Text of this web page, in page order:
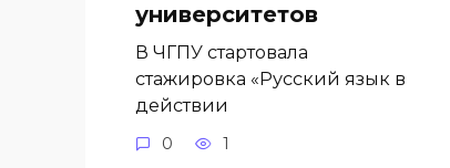
университетов
В ЧГПУ стартовала
стажировка «Русский язык в
действии
0 1